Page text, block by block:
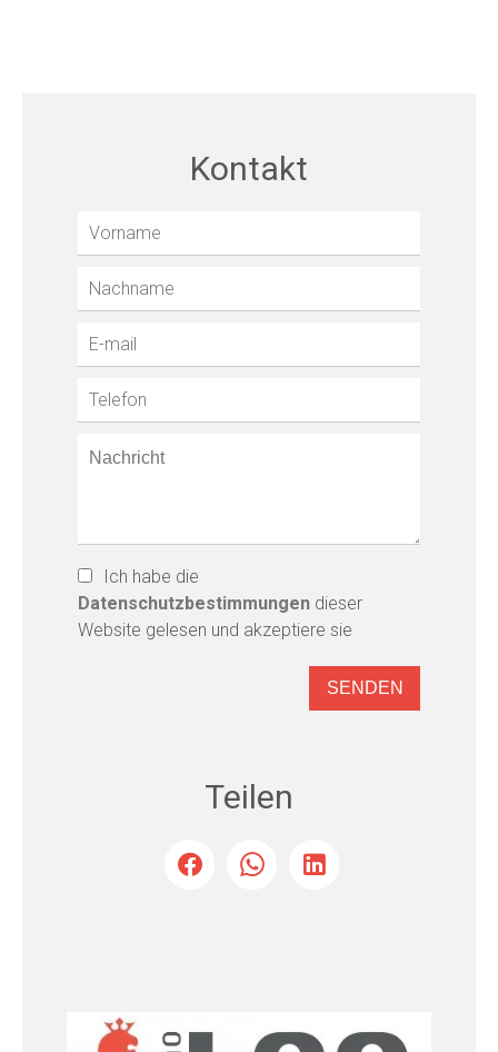
Kontakt
Ich habe die
Datenschutzbestimmungen dieser
Website gelesen und akzeptiere sie
SENDEN
Teilen